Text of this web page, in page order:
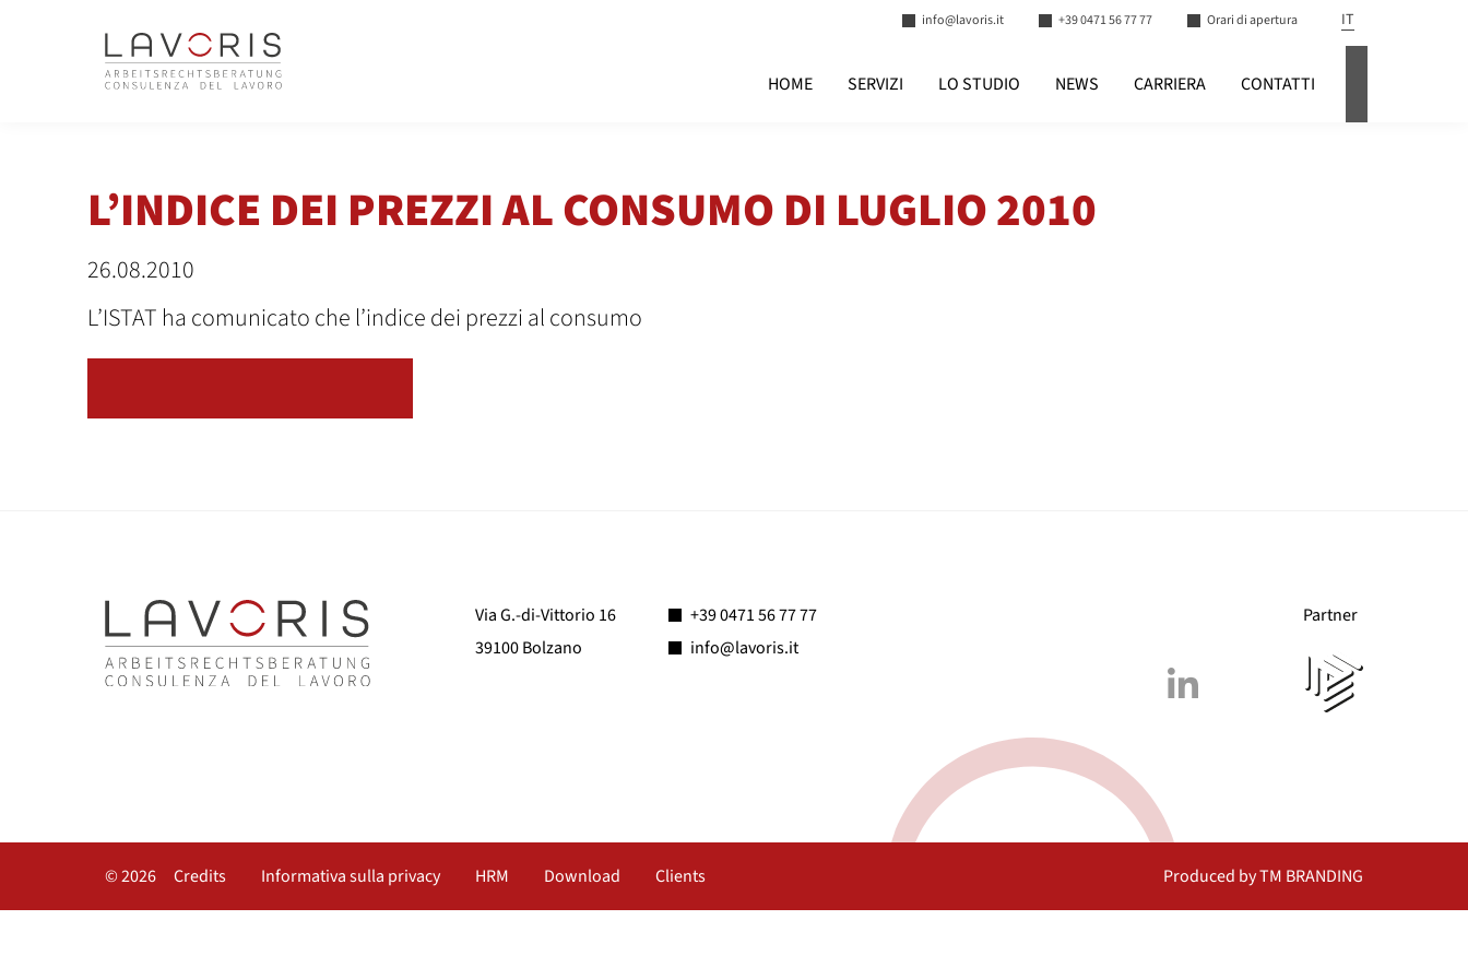
HOME SERVIZI LO STUDIO NEWS CARRIERA CONTATTI
info@lavoris.it +39 0471 56 77 77 Orari di apertura IT
L’INDICE DEI PREZZI AL CONSUMO DI LUGLIO 2010
26.08.2010
L’ISTAT ha comunicato che l’indice dei prezzi al consumo
Via G.-di-Vittorio 16
39100 Bolzano
+39 0471 56 77 77
info@lavoris.it
Partner
Credits Informativa sulla privacy HRM Download Clients
© 2026 Produced by TM BRANDING